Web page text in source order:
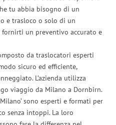
tu abbia bisogno di un
e trasloco o solo di un
fornirti un preventivo accurato e
da traslocatori esperti
sicuro ed efficiente,
L’azienda utilizza
viaggio da Milano a Dornbirn.
sono esperti e formati per
senza intoppi. La loro